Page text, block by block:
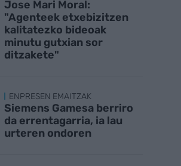
Jose Mari Moral:
"Agenteek etxebizitzen
kalitatezko bideoak
minutu gutxian sor
ditzakete"
ENPRESEN EMAITZAK
Siemens Gamesa berriro
da errentagarria, ia lau
urteren ondoren